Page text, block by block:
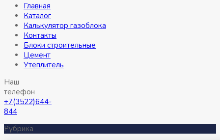
Главная
Каталог
Калькулятор газоблока
Контакты
Блоки строительные
Цемент
Утеплитель
Наш
телефон
+7(3522)644-
844
Рубрика